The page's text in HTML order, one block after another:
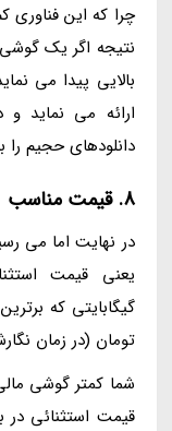
چرا که این فناوری
نتیجه اگر یک
ارائه می نماید
دانلودهای حجیم را
8. قیمت مناسب
تومان (در زمان
شما کمتر گوشی
قیمت استثنائی در